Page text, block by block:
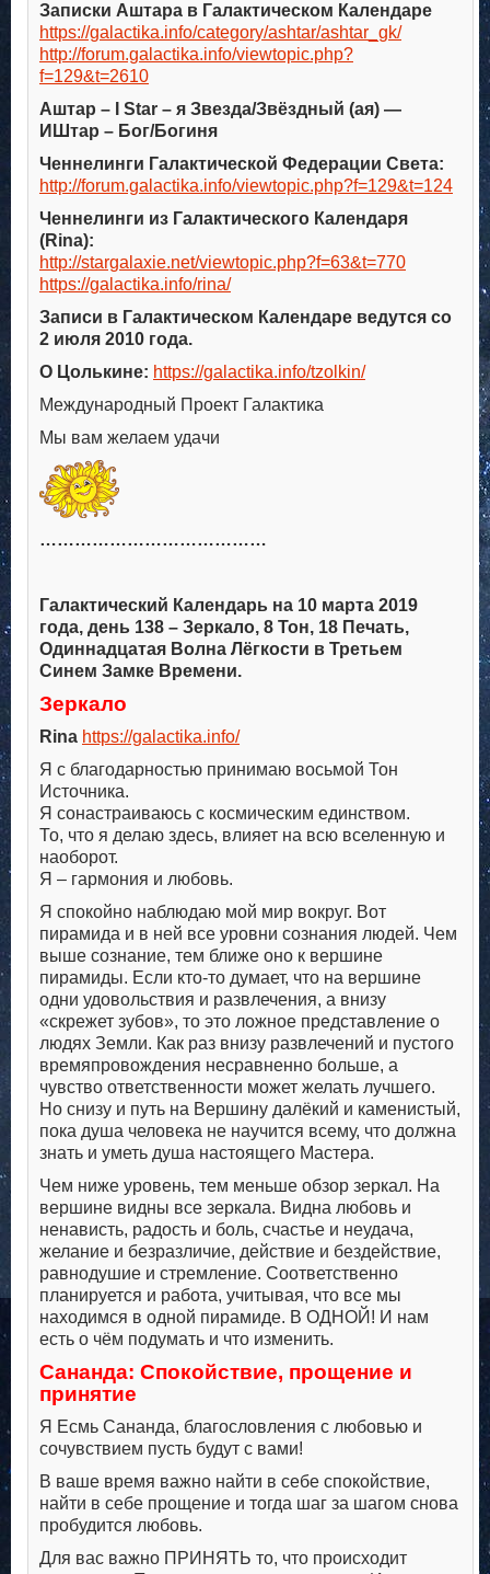
Записки Аштара в Галактическом Календаре
https://galactika.info/category/ashtar/ashtar_gk/
http://forum.galactika.info/viewtopic.php?
f=129&t=2610
Аштар – I Star – я Звезда/Звёздный (ая) —
ИШтар – Бог/Богиня
Ченнелинги Галактической Федерации Света:
http://forum.galactika.info/viewtopic.php?f=129&t=124
Ченнелинги из Галактического Календаря
(Rina):
http://stargalaxie.net/viewtopic.php?f=63&t=770
https://galactika.info/rina/
Записи в Галактическом Календаре ведутся со
2 июля 2010 года.
О Цолькине: https://galactika.info/tzolkin/
Международный Проект Галактика
Мы вам желаем удачи
…………………………………
Галактический Календарь на 10 марта 2019
года, день 138 – Зеркало, 8 Тон, 18 Печать,
Одиннадцатая Волна Лёгкости в Третьем
Синем Замке Времени.
Зеркало
Rina https://galactika.info/
Я с благодарностью принимаю восьмой Тон
Источника.
Я сонастраиваюсь с космическим единством.
То, что я делаю здесь, влияет на всю вселенную и
наоборот.
Я – гармония и любовь.
Я спокойно наблюдаю мой мир вокруг. Вот
пирамида и в ней все уровни сознания людей. Чем
выше сознание, тем ближе оно к вершине
пирамиды. Если кто-то думает, что на вершине
одни удовольствия и развлечения, а внизу
«скрежет зубов», то это ложное представление о
людях Земли. Как раз внизу развлечений и пустого
времяпровождения несравненно больше, а
чувство ответственности может желать лучшего.
Но снизу и путь на Вершину далёкий и каменистый,
пока душа человека не научится всему, что должна
знать и уметь душа настоящего Мастера.
Чем ниже уровень, тем меньше обзор зеркал. На
вершине видны все зеркала. Видна любовь и
ненависть, радость и боль, счастье и неудача,
желание и безразличие, действие и бездействие,
равнодушие и стремление. Соответственно
планируется и работа, учитывая, что все мы
находимся в одной пирамиде. В ОДНОЙ! И нам
есть о чём подумать и что изменить.
Сананда: Спокойствие, прощение и
принятие
Я Есмь Сананда, благословления с любовью и
сочувствием пусть будут с вами!
В ваше время важно найти в себе спокойствие,
найти в себе прощение и тогда шаг за шагом снова
пробудится любовь.
Для вас важно ПРИНЯТЬ то, что происходит